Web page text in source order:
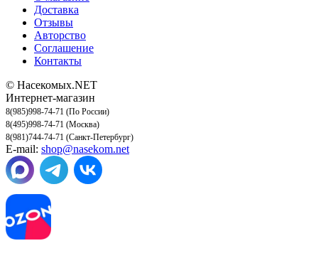
Доставка
Отзывы
Авторство
Соглашение
Контакты
© Насекомых.NET
Интернет-магазин
8(985)998-74-71 (По России)
8(495)998-74-71 (Москва)
8(981)744-74-71 (Санкт-Петербург)
E-mail: shop@nasekom.net